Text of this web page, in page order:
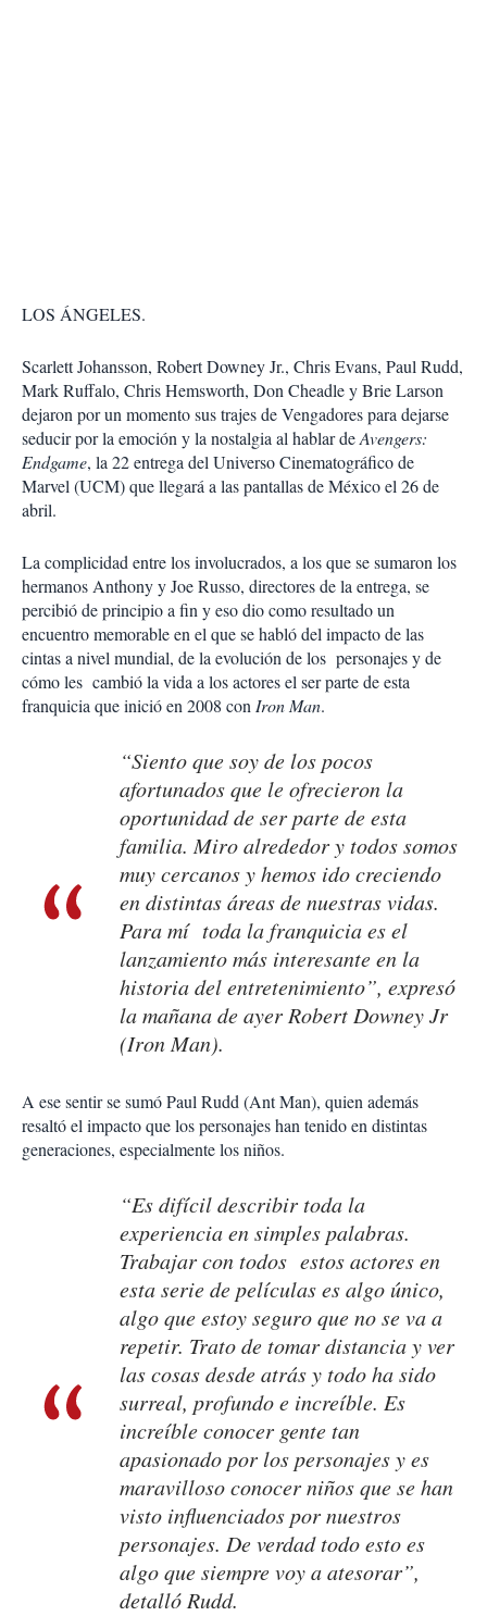
LOS ÁNGELES.
Scarlett Johansson, Robert Downey Jr., Chris Evans, Paul Rudd,
Mark Ruffalo, Chris Hemsworth, Don Cheadle y Brie Larson
dejaron por un momento sus trajes de Vengadores para dejarse
seducir por la emoción y la nostalgia al hablar deAvengers:
Endgame, la 22 entrega del Universo Cinematográfico de
Marvel (UCM) que llegará a las pantallas de México el 26 de
abril.
La complicidad entre los involucrados, a los que se sumaron los
hermanos Anthony y Joe Russo, directores de la entrega, se
percibió de principio a fin y eso dio como resultado un
encuentro memorable en el que se habló del impacto de las
cintas a nivel mundial, de la evolución de los personajes y de
cómo les cambió la vida a los actores el ser parte de esta
franquicia que inició en 2008 conIron Man.
“Siento que soy de los pocos
afortunados que le ofrecieron la
oportunidad de ser parte de esta
familia. Miro alrededor y todos somos
muy cercanos y hemos ido creciendo
en distintas áreas de nuestras vidas.
Para mí toda la franquicia es el
lanzamiento más interesante en la
historia del entretenimiento”, expresó
la mañana de ayer Robert Downey Jr
(Iron Man).
A ese sentir se sumó Paul Rudd (Ant Man), quien además
resaltó el impacto que los personajes han tenido en distintas
generaciones, especialmente los niños.
“Es difícil describir toda la
experiencia en simples palabras.
Trabajar con todos estos actores en
esta serie de películas es algo único,
algo que estoy seguro que no se va a
repetir. Trato de tomar distancia y ver
las cosas desde atrás y todo ha sido
surreal, profundo e increíble. Es
increíble conocer gente tan
apasionado por los personajes y es
maravilloso conocer niños que se han
visto influenciados por nuestros
personajes. De verdad todo esto es
algo que siempre voy a atesorar”,
detalló Rudd.